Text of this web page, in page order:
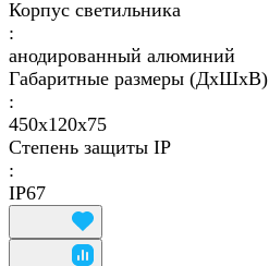
Корпус светильника
:
анодированный алюминий
Габаритные размеры (ДхШхВ)
:
450х120х75
Степень защиты IP
:
IP67